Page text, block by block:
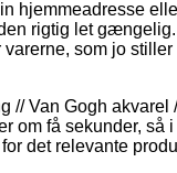
hjemmeadresse
rigtig let
som jo
// Van Gogh
om få sekunder, så
det relevante